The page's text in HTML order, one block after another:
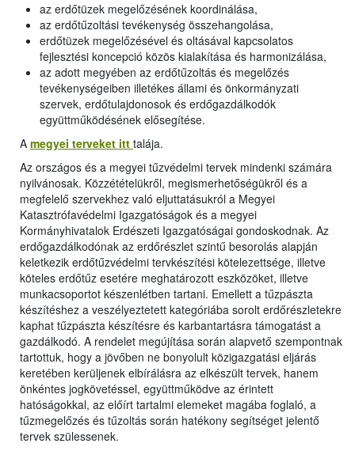
az erdőtüzek megelőzésének koordinálása,
az erdőtűzoltási tevékenység összehangolása,
erdőtüzek megelőzésével és oltásával kapcsolatos
fejlesztési koncepció közös kialakítása és harmonizálása,
az adott megyében az erdőtűzoltás és megelőzés
tevékenységeiben illetékes állami és önkormányzati
szervek, erdőtulajdonosok és erdőgazdálkodók
együttműködésének elősegítése.
A megyei terveket itt talája.
Az országos és a megyei tűzvédelmi tervek mindenki számára
nyilvánosak. Közzétételükről, megismerhetőségükről és a
megfelelő szervekhez való eljuttatásukról a Megyei
Katasztrófavédelmi Igazgatóságok és a megyei
Kormányhivatalok Erdészeti Igazgatóságai gondoskodnak. Az
erdőgazdálkodónak az erdőrészlet szintű besorolás alapján
keletkezik erdőtűzvédelmi tervkészítési kötelezettsége, illetve
köteles erdőtűz esetére meghatározott eszközöket, illetve
munkacsoportot készenlétben tartani. Emellett a tűzpászta
készítéshez a veszélyeztetett kategóriába sorolt erdőrészletekre
kaphat tűzpászta készítésre és karbantartásra támogatást a
gazdálkodó. A rendelet megújítása során alapvető szempontnak
tartottuk, hogy a jövőben ne bonyolult közigazgatási eljárás
keretében kerüljenek elbírálásra az elkészült tervek, hanem
önkéntes jogkövetéssel, együttműködve az érintett
hatóságokkal, az előírt tartalmi elemeket magába foglaló, a
tűzmegelőzés és tűzoltás során hatékony segítséget jelentő
tervek szülessenek.